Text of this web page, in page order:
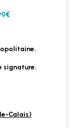
signature.
Calais)